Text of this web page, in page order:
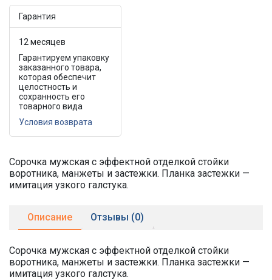
Гарантия
12 месяцев
Гарантируем упаковку
заказанного товара,
которая обеспечит
целостность и
сохранность его
товарного вида
Условия возврата
Сорочка мужская с эффектной отделкой стойки
воротника, манжеты и застежки. Планка застежки —
имитация узкого галстука.
Описание Отзывы (0)
Сорочка мужская с эффектной отделкой стойки
воротника, манжеты и застежки. Планка застежки —
имитация узкого галстука.